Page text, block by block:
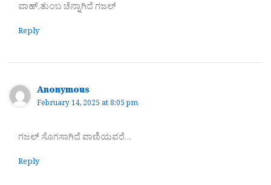
ವಾಹ್,ತುಂಬ ಚೆನ್ನಾಗಿದೆ ಗಜಲ್
Reply
Anonymous
February 14, 2025 at 8:05 pm
ಗಜಲ್ ಸೊಗಸಾಗಿದೆ ವಾಣಿಯವರೆ…
Reply